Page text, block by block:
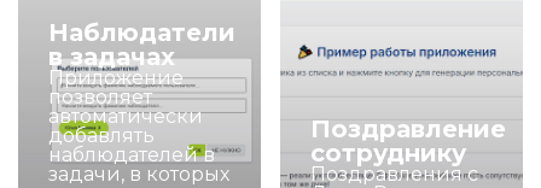
Наблюдатели
в задачах
Приложение
позволяет
автоматически
добавлять
наблюдателей в
задачи, в которых
Поздравление
сотруднику
Поздравления с